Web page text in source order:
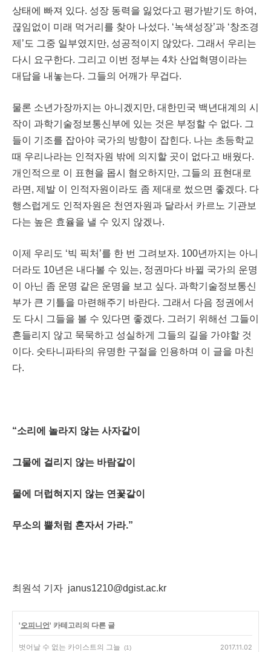
상태에 빠져 있다. 성장 동력을 잃었다고 평가받기도 하여 ,
끊임없이 미래 먹거리를 찾아 나섰다. ‘녹색성장’과 ‘창조경
제 ’ 도 그중 일부였지만, 성공적이지 않았다. 그래서 우리는
다시 요구한다. 그리고 이번 정부는 4차 산업혁명이라는
대답을 내놓는다. 그들의 어깨가 무겁다.
물론 소년가장까지는 아니겠지만, 대한민국 백년대계의 시
작이 과학기술정보통신부에 있는 것은 부정할 수 없다. 그
들이 기조를 잡아야 국가의 방향이 잡힌다. 나는 초등학교
때 우리나라는 인적자원 밖에 의지할 곳이 없다고 배웠다.
개인적으로 이 표현을 몹시 혐오하지만, 그들의 표현대로
라면 , 제발 이 인적자원이라도 좀 제대로 썼으면 좋겠다. 다
행스럽게도 인적자원은 천연자원과 달라서 카르노 기관보
다는 높은 효율을 낼 수 있지 않겠나.
이제 우리도 ‘빅 픽처 ’를 한 번 그려보자. 100년까지는 아니
더라도 10년은 내다볼 수 있는, 정권마다 바뀔 국가의 운명
이 아닌 좀 운명 같은 운명을 보고 싶다. 과학기술정보통신
부가 큰 기틀을 마련해주기 바란다. 그래서 다음 정권에서
도 다시 그들을 볼 수 있다면 좋겠다. 그러기 위해선 그들이
흔들리지 않고 묵묵하고 성실하게 그들의 길을 가야할 것
이다. 숫타니파타의 유명한 구절을 인용하며 이 글을 마친
다.
“소리에 놀라지 않는 사자같이
그물에 걸리지 않는 바람같이
물에 더럽혀지지 않는 연꽃같이
무소의 뿔처럼 혼자서 가라.”
최원석 기자 janus1210@dgist.ac.kr
' 오피니언' 카테고리의 다른 글
벗어날 수 없는 카이스트의 그늘 (1) 2017.11.02